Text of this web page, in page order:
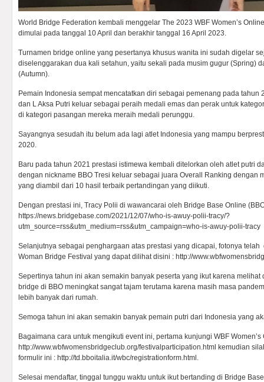
World Bridge Federation kembali menggelar The 2023 WBF Women’s
dimulai pada tanggal 10 April dan berakhir tanggal 16 April 2023.
Turnamen bridge online yang pesertanya khusus wanita ini sudah digelar
diselenggarakan dua kali setahun, yaitu sekali pada musim gugur (Spring)
(Autumn).
Pemain Indonesia sempat mencatatkan diri sebagai pemenang pada tahun
dan L Aksa Putri keluar sebagai peraih medali emas dan perak untuk
di kategori pasangan mereka meraih medali perunggu.
Sayangnya sesudah itu belum ada lagi atlet Indonesia yang mampu
2020.
Baru pada tahun 2021 prestasi istimewa kembali ditelorkan oleh atlet putri
dengan nickname BBO Tresi keluar sebagai juara Overall Ranking dengan
yang diambil dari 10 hasil terbaik pertandingan yang diikuti.
Dengan prestasi ini, Tracy Polii di wawancarai oleh Bridge Base Online
https://news.bridgebase.com/2021/12/07/who-is-awuy-polii-tracy/?
utm_source=rss&utm_medium=rss&utm_campaign=who-is-awuy-polii-tracy
Selanjutnya sebagai penghargaan atas prestasi yang dicapai, fotonya
Woman Bridge Festival yang dapat dilihat disini : http://
Sepertinya tahun ini akan semakin banyak peserta yang ikut karena melihat
bridge di BBO meningkat sangat tajam terutama karena masih masa
lebih banyak dari rumah.
Semoga tahun ini akan semakin banyak pemain putri dari Indonesia yang
Bagaimana cara untuk mengikuti event ini, pertama kunjungi WBF
http://www.wbfwomensbridgeclub.org/festivalparticipation.html kemudian
formulir ini : http://td.bboitalia.it/wbc/registrationform.html.
Selesai mendaftar, tinggal tunggu waktu untuk ikut bertanding di Bridge